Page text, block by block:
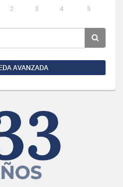
2 3 4 5
AVANZADA